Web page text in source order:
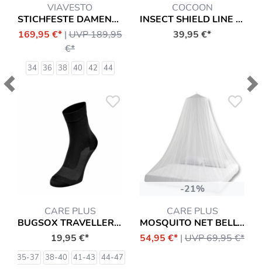
Previous
VIAVESTO
STICHFESTE DAMEN-ZIPP-HOSE EANES
169,95 €* |UVP 189,95
€*
34 36 38 40 42 44
COCOON
INSECT SHIELD LINE TRAVEL SHEET - COTTON SCHLAFSACK
39,95 €*
CARE PLUS
BUGSOX TRAVELLER 2 PAAR (IMPRÄGNIERT) SOCKEN
19,95 €*
35-37 38-40 41-43 44-47
-21%
CARE PLUS
MOSQUITO NET BELL-SHAPED DURALLIN® (IMPRÄGNIERT)
54,95 €* | UVP 69,95 €*